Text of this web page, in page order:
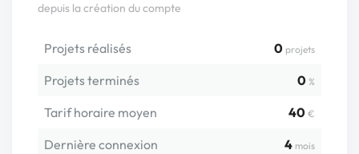
depuis la création du compte
Projets réalisés 0 projets
Projets terminés 0 %
Tarif horaire moyen 40 €
Dernière connexion 4 mois